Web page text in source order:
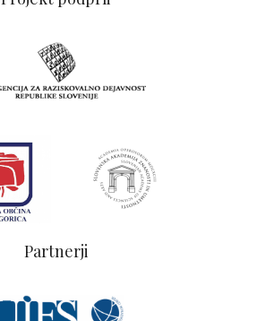
Partnerji